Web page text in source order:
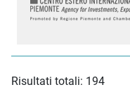
Risultati totali: 194